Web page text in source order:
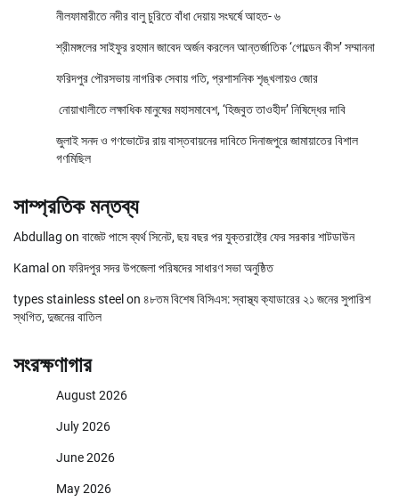
নীলফামারীতে নদীর বালু চুরিতে বাঁধা দেয়ায় সংঘর্ষে আহত- ৬
শ্রীমঙ্গলের সাইফুর রহমান জাবেদ অর্জন করলেন আন্তর্জাতিক ‘গোল্ডেন কীস’ সম্মাননা
ফরিদপুর পৌরসভায় নাগরিক সেবায় গতি, প্রশাসনিক শৃঙ্খলায়ও জোর
নোয়াখালীতে লক্ষাধিক মানুষের মহাসমাবেশ, ‘হিজবুত তাওহীদ’ নিষিদ্ধের দাবি
জুলাই সনদ ও গণভোটের রায় বাস্তবায়নের দাবিতে দিনাজপুরে জামায়াতের বিশাল
গণমিছিল
সাম্প্রতিক মন্তব্য
Abdullag on বাজেট পাসে ব্যর্থ সিনেট, ছয় বছর পর যুক্তরাষ্ট্রে ফের সরকার শাটডাউন
Kamal on ফরিদপুর সদর উপজেলা পরিষদের সাধারণ সভা অনুষ্ঠিত
types stainless steel on ৪৮তম বিশেষ বিসিএস: স্বাস্থ্য ক্যাডারের ২১ জনের সুপারিশ
স্থগিত, দুজনের বাতিল
সংরক্ষণাগার
August 2026
July 2026
June 2026
May 2026